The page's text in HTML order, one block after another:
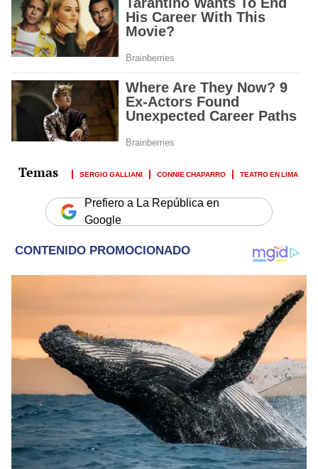
SERGIO GALLIANI CONNIE CHAPARRO TEATRO EN LIMA
Prefiero a La República en
Google